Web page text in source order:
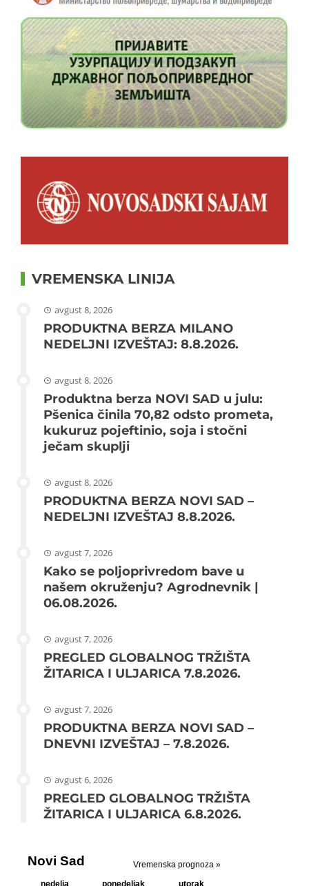
VREMENSKA LINIJA
avgust 8, 2026
PRODUKTNA BERZA MILANO
NEDELJNI IZVEŠTAJ: 8.8.2026.
avgust 8, 2026
Produktna berza NOVI SAD u julu:
Pšenica činila 70,82 odsto prometa,
kukuruz pojeftinio, soja i stočni
ječam skuplji
avgust 8, 2026
PRODUKTNA BERZA NOVI SAD –
NEDELJNI IZVEŠTAJ 8.8.2026.
avgust 7, 2026
Kako se poljoprivredom bave u
našem okruženju? Agrodnevnik |
06.08.2026.
avgust 7, 2026
PREGLED GLOBALNOG TRŽIŠTA
ŽITARICA I ULJARICA 7.8.2026.
avgust 7, 2026
PRODUKTNA BERZA NOVI SAD –
DNEVNI IZVEŠTAJ – 7.8.2026.
avgust 6, 2026
PREGLED GLOBALNOG TRŽIŠTA
ŽITARICA I ULJARICA 6.8.2026.